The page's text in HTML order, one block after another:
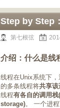
Step by Step
第七根弦
介绍：什么是线
线程在Unix系统下
的多条线程将共享该
线程有各自的调用
storage)。 一个进